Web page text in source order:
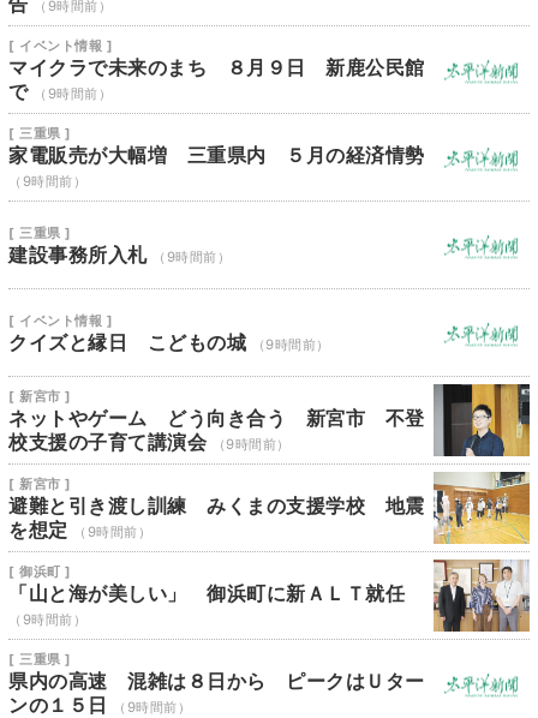
（9時間前）
[ イベント情報 ]
マイクラで未来のまち ８月９日 新鹿公民館
で
（9時間前）
[ 三重県 ]
家電販売が大幅増 三重県内 ５月の経済情勢
（9時間前）
[ 三重県 ]
建設事務所入札 （9時間前）
[ イベント情報 ]
クイズと縁日 こどもの城 （9時間前）
[ 新宮市 ]
ネットやゲーム どう向き合う 新宮市 不登
校支援の子育て講演会
（9時間前）
[ 新宮市 ]
避難と引き渡し訓練 みくまの支援学校 地震
を想定
（9時間前）
[ 御浜町 ]
「山と海が美しい」 御浜町に新ＡＬＴ就任
（9時間前）
[ 三重県 ]
県内の高速 混雑は８日から ピークはＵター
ンの１５日
（9時間前）